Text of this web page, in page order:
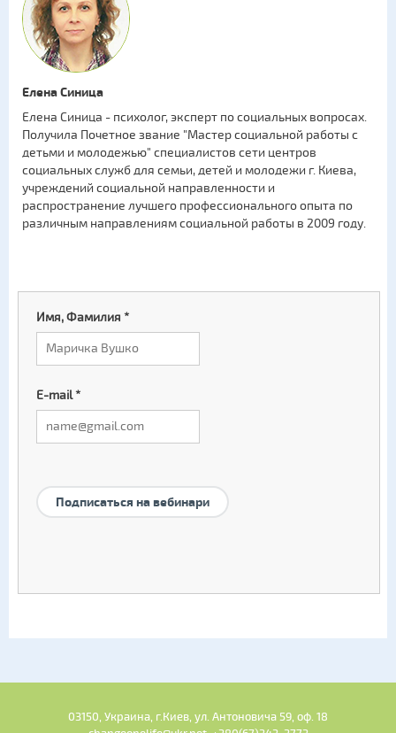
Елена Синица
Елена Синица - психолог, эксперт по социальных вопросах.
Получила Почетное звание "Мастер социальной работы с
детьми и молодежью" специалистов сети центров
социальных служб для семьи, детей и молодежи г. Киева,
учреждений социальной направленности и
распространение лучшего профессионального опыта по
различным направлениям социальной работы в 2009 году.
Имя, Фамилия *
E-mail*
Подписаться на вебинари
03150, Украина, г.Киев, ул. Антоновича 59, оф. 18